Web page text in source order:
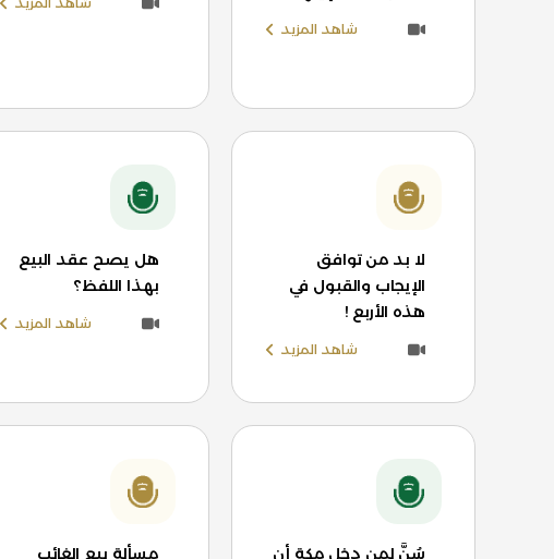
شاهد المزيد
لا بد من توافق
الإيجاب والقبول في
هذه الأربع !
شاهد المزيد
هل يصح عقد البيع
بهذا اللفظ؟
شاهد المزيد
سُنَّ لمن دخل مكة أن مسألة بيع الغائب